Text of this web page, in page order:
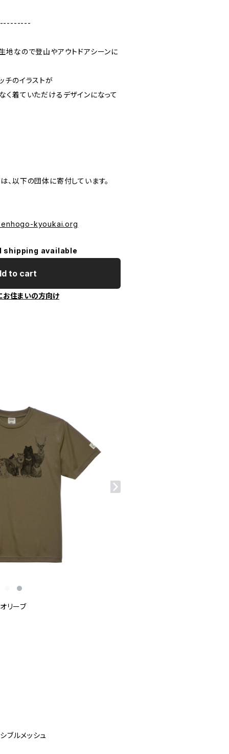
地なので登山やアウトドアシーンに
チのイラストが
く着ていただけるデザインになって
以下の団体に寄付しています。
kyoukai.org
shipping available
to cart
お住まいの方向け
オリーブ
ルメッシュ